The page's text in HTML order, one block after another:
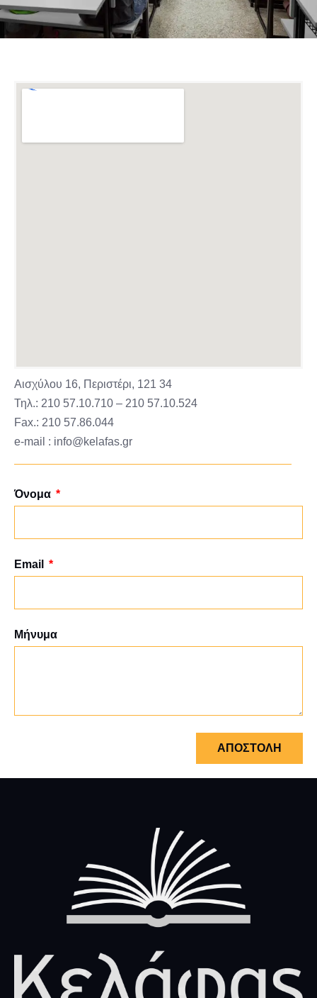
Αισχύλου 16, Περιστέρι, 121 34
Τηλ.: 210 57.10.710 – 210 57.10.524
Fax.: 210 57.86.044
e-mail : info@kelafas.gr
Όνομα
Email
Μήνυμα
ΑΠΟΣΤΟΛΗ